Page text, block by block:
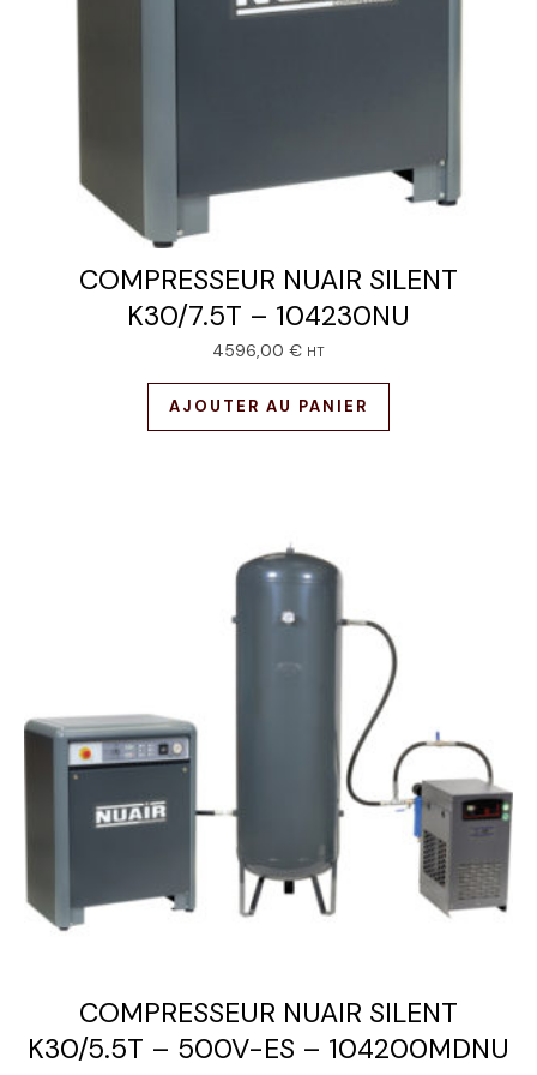
COMPRESSEUR NUAIR SILENT
K30/7.5T – 104230NU
4596,00 € HT
AJOUTER AU PANIER
COMPRESSEUR NUAIR SILENT
K30/5.5T – 500V-ES – 104200MDNU